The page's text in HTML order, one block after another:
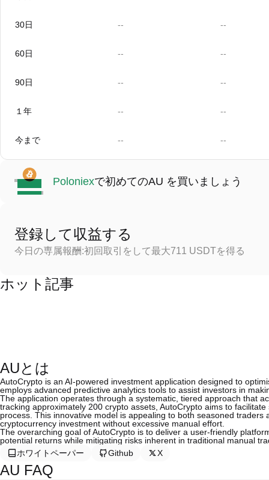
30日 -- --
60日 -- --
90日 -- --
１年 -- --
今まで -- --
Poloniexで初めてのAU を買いましょう
登録して収益する
今日の専属報酬:初回取引をして最大711 USDTを得る
ホット記事
AUとは
AutoCrypto is an AI-powered investment application designed to
employs advanced predictive analytics tools to assist investors in
The application operates through a systematic, tiered approach that
tracking approximately 200 crypto assets, AutoCrypto aims to
process. This innovative model is appealing to both seasoned
cryptocurrency investment without excessive manual effort.
The overarching goal of AutoCrypto is to deliver a user-friendly
potential returns while mitigating risks inherent in traditional manual
ホワイトペーパー
Github X
AU FAQ